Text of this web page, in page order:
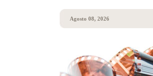
Agosto 08, 2026